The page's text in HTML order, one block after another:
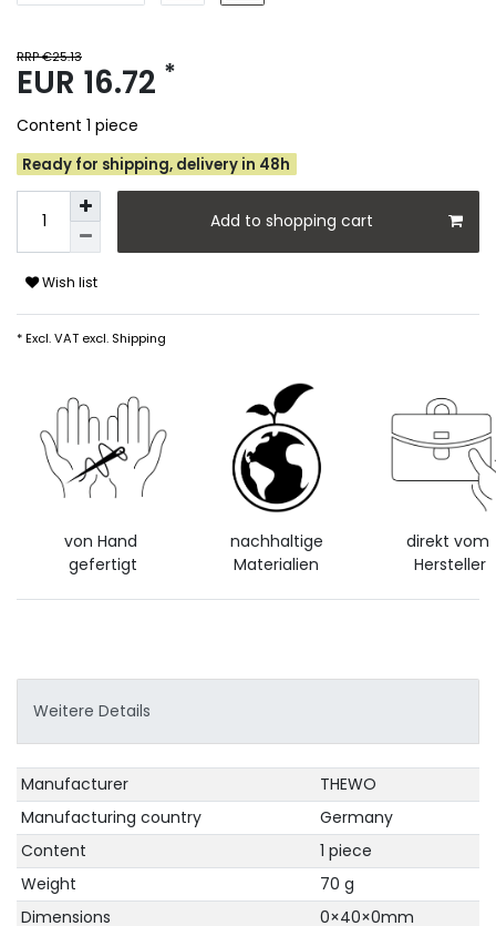
RRP €25.13
EUR 16.72 *
Content 1 piece
Ready for shipping, delivery in 48h
Add to shopping cart
Wish list
* Excl. VAT excl. Shipping
von Hand
gefertigt
nachhaltige
Materialien
direkt vom
Hersteller
Weitere Details
Technical
characteristic
Value
Manufacturer
THEWO
Manufacturing country
Germany
Content
1 piece
Weight
70 g
Dimensions
0×40×0mm